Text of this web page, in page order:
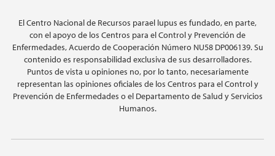
El Centro Nacional de Recursos parael lupus es fundado, en parte,
con el apoyo de los Centros para el Control y Prevención de
Enfermedades, Acuerdo de Cooperación Número NU58 DP006139. Su
contenido es responsabilidad exclusiva de sus desarrolladores.
Puntos de vista u opiniones no, por lo tanto, necesariamente
representan las opiniones oficiales de los Centros para el Control y
Prevención de Enfermedades o el Departamento de Salud y Servicios
Humanos.